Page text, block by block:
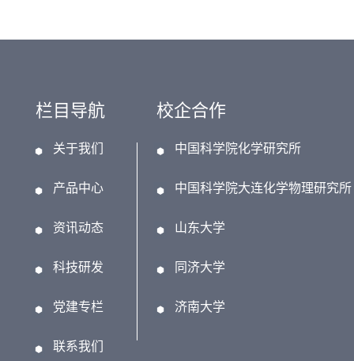
栏目导航
关于我们
产品中心
资讯动态
科技研发
党建专栏
联系我们
校企合作
中国科学院化学研究所
中国科学院大连化学物理研究所
山东大学
同济大学
济南大学